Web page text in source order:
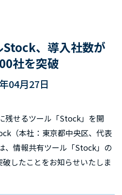
、導入社数が
社を突破
04月27日
残せるツール「Stock」を開
（本社：東京都中央区、代表
、情報共有ツール「Stock」の
したことをお知らせいたしま